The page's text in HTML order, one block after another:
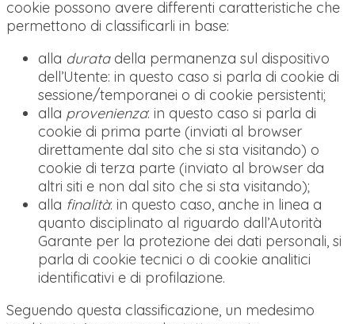
cookie possono avere differenti caratteristiche che
permettono di classificarli in base:
alla duratadella permanenza sul dispositivo
dell’Utente: in questo caso si parla di cookie di
sessione/temporanei o di cookie persistenti;
alla provenienza: in questo caso si parla di
cookie di prima parte (inviati al browser
direttamente dal sito che si sta visitando) o
cookie di terza parte (inviato al browser da
altri siti e non dal sito che si sta visitando);
alla finalità: in questo caso, anche in linea a
quanto disciplinato al riguardo dall’Autorità
Garante per la protezione dei dati personali, si
parla di cookie tecnici o di cookie analitici
identificativi e di profilazione.
Seguendo questa classificazione, un medesimo